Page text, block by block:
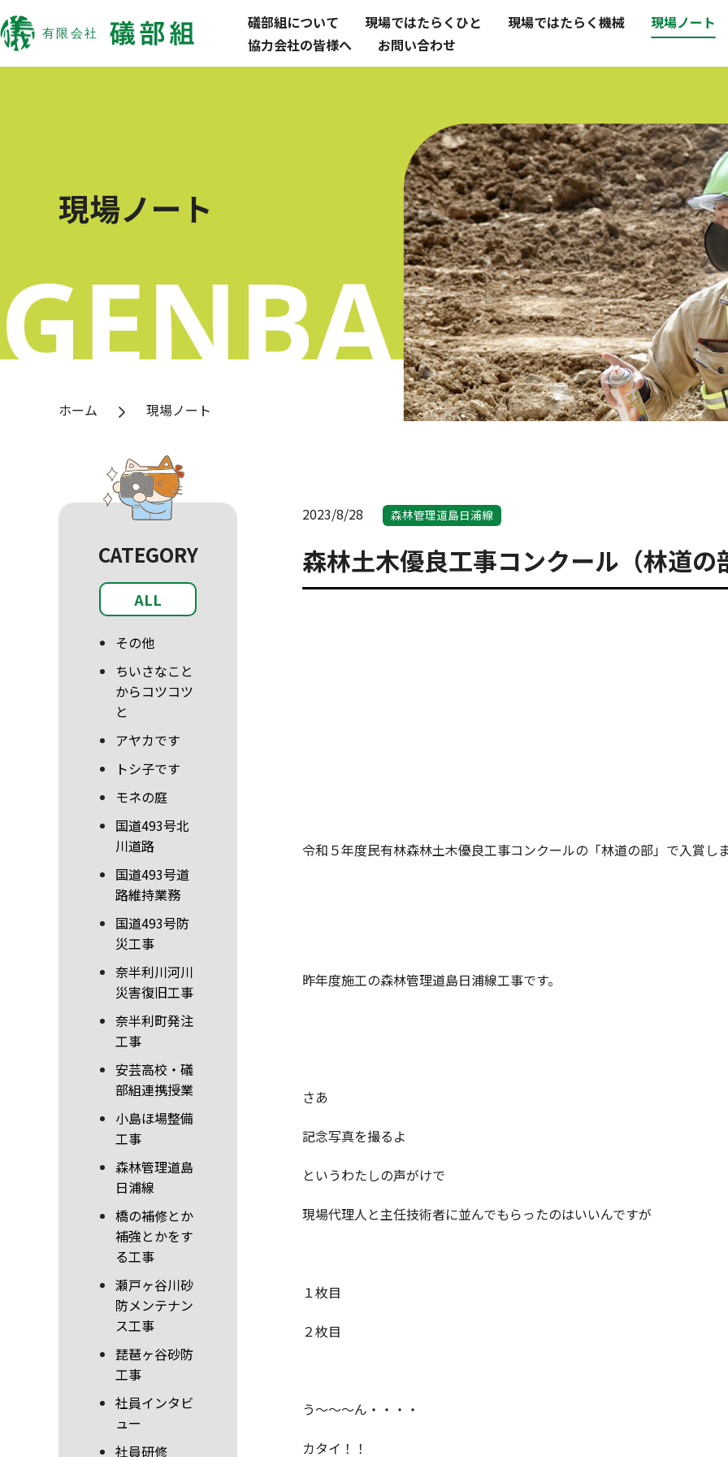
礒部組について 現場ではたらくひと 現場ではたらく機械
現場ノート
協力会社の皆様へ
お問い合わせ
現場ノート
ホーム 現場ノート
CATEGORY
ALL
その他
ちいさなこと
からコツコツ
と
アヤカです
トシ子です
モネの庭
国道493号北
川道路
国道493号道
路維持業務
国道493号防
災工事
奈半利川河川
災害復旧工事
奈半利町発注
工事
安芸高校・礒
部組連携授業
小島ほ場整備
工事
森林管理道島
日浦線
橋の補修とか
補強とかをす
る工事
瀬戸ヶ谷川砂
防メンテナン
ス工事
琵琶ヶ谷砂防
工事
社員インタビ
ュー
社員研修
2023/8/28 森林管理道島日浦線
森林土木優良工事コンクール（林道の
令和５年度民有林森林土木優良工事コンクールの「林道の部」で入賞し
昨年度施工の森林管理道島日浦線工事です。
さあ
記念写真を撮るよ
というわたしの声がけで
現場代理人と主任技術者に並んでもらったのはいいんですが
１枚目
２枚目
う～～～ん・・・・
カタイ！！